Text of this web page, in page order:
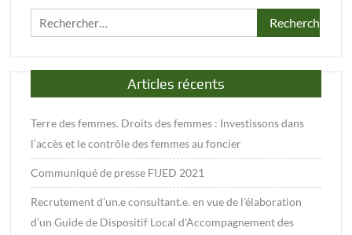
Rechercher :
Articles récents
Terre des femmes. Droits des femmes : Investissons dans
l’accès et le contrôle des femmes au foncier
Communiqué de presse FIJED 2021
Recrutement d’un.e consultant.e. en vue de l’élaboration
d’un Guide de Dispositif Local d’Accompagnement des